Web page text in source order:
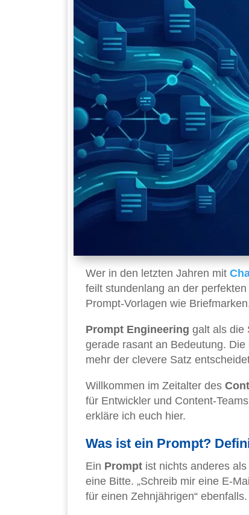
Wer in den letzten Jahren mit
feilt stundenlang an der
Prompt-Vorlagen wie
Prompt Engineering galt als die
gerade rasant an Bedeutung.
mehr der clevere Satz
Willkommen im Zeitalter des
für Entwickler und Content-
erkläre ich euch hier.
Was ist ein Prompt?
Ein Prompt ist nichts anderes
eine Bitte. „Schreib mir eine E-
für einen Zehnjährigen“ ebenfalls.